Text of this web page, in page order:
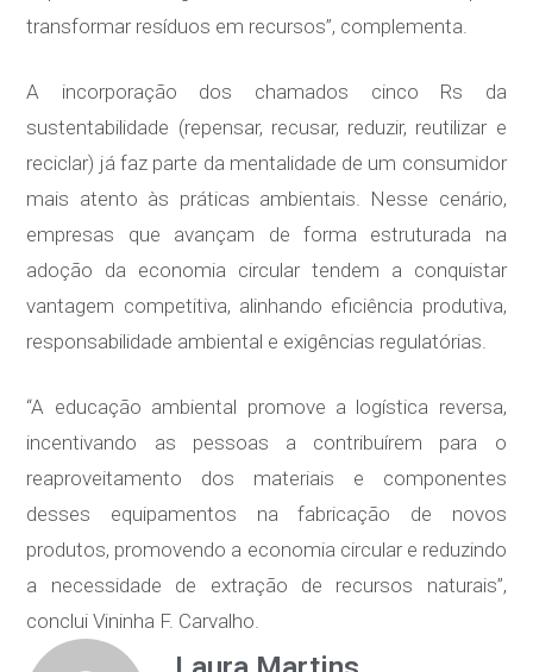
transformar resíduos em recursos”, complementa.
A incorporação dos chamados cinco Rs da
sustentabilidade (repensar, recusar, reduzir, reutilizar e
reciclar) já faz parte da mentalidade de um consumidor
mais atento às práticas ambientais. Nesse cenário,
empresas que avançam de forma estruturada na
adoção da economia circular tendem a conquistar
vantagem competitiva, alinhando eficiência produtiva,
responsabilidade ambiental e exigências regulatórias.
“A educação ambiental promove a logística reversa,
incentivando as pessoas a contribuírem para o
reaproveitamento dos materiais e componentes
desses equipamentos na fabricação de novos
produtos, promovendo a economia circular e reduzindo
a necessidade de extração de recursos naturais”,
conclui Vininha F. Carvalho.